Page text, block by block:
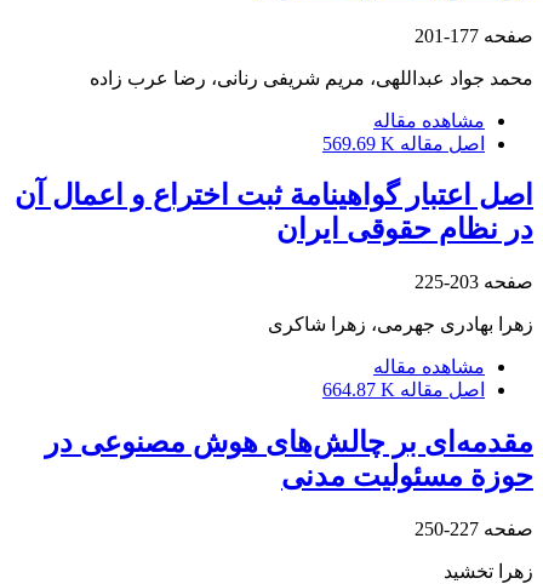
صفحه 177-201
محمد جواد عبداللهی، مریم شریفی رنانی، رضا عرب زاده
مشاهده مقاله
اصل مقاله 569.69 K
اصل اعتبار گواهینامة ثبت اختراع و اعمال آن
در نظام حقوقی ایران
صفحه 203-225
زهرا بهادری جهرمی، زهرا شاکری
مشاهده مقاله
اصل مقاله 664.87 K
مقدمه‌ای بر چالش‌های هوش مصنوعی در
حوزة مسئولیت مدنی
صفحه 227-250
زهرا تخشید